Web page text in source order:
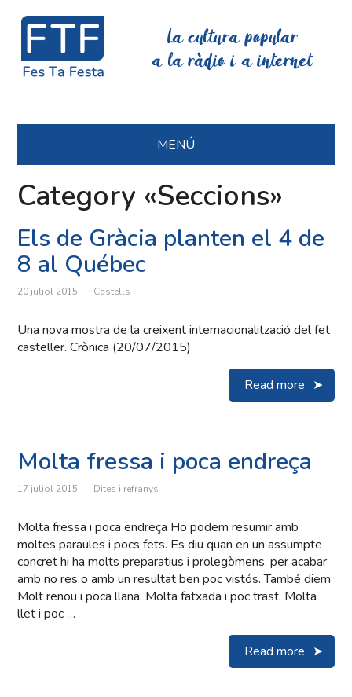
La cultura popular
a la ràdio i a internet
MENÚ
Category «Seccions»
Els de Gràcia planten el 4 de
8 al Québec
20 juliol 2015 Castells
Una nova mostra de la creixent internacionalització del fet
casteller. Crònica (20/07/2015)
Read more
Molta fressa i poca endreça
17 juliol 2015 Dites i refranys
Molta fressa i poca endreça Ho podem resumir amb
moltes paraules i pocs fets. Es diu quan en un assumpte
concret hi ha molts preparatius i prolegòmens, per acabar
amb no res o amb un resultat ben poc vistós. També diem
Molt renou i poca llana, Molta fatxada i poc trast, Molta
llet i poc …
Read more